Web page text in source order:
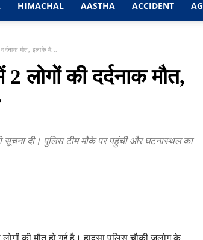
HIMACHAL AASTHA ACCIDENT
मौत, इलाके में...
लोगों की दर्दनाक मौत,
सूचना दी। पुलिस टीम मौके पर पहुंची और घटनास्थल का
की मौत हो गई है। हादसा पुलिस चौकी जलोग के